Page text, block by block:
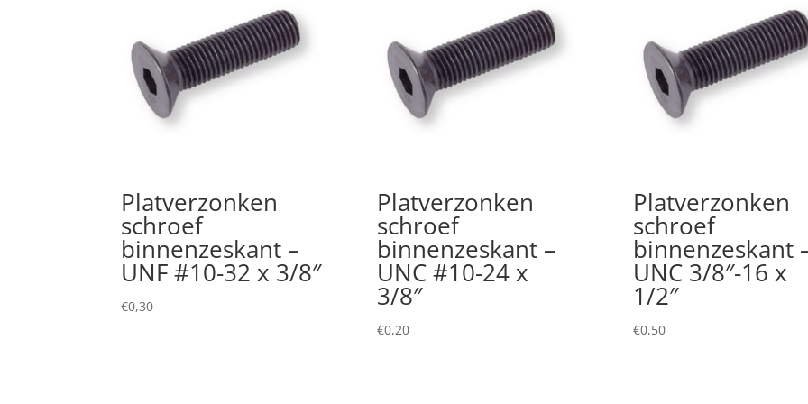
Platverzonken
schroef
binnenzeskant –
UNF #10-32 x 3/8″
€0,30
Platverzonken
schroef
binnenzeskant –
UNC #10-24 x
3/8″
€0,20
Platverzonken
schroef
binnenzeskant
UNC 3/8″-16 x
1/2″
€0,50